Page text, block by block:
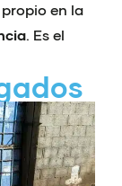
en la
. Es el